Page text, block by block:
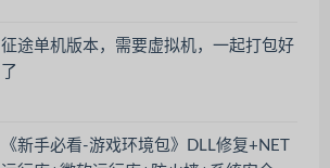
征途单机版本，需要虚拟机，一起打包好
了
《新手必看-游戏环境包》DLL修复+NET